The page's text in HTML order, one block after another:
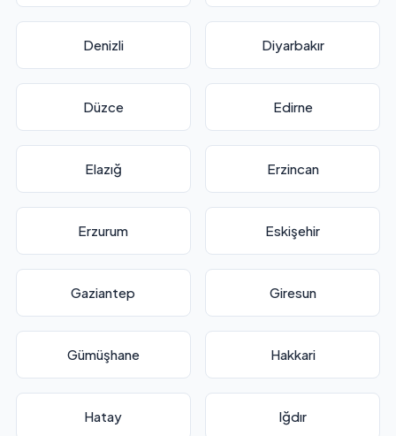
Denizli Diyarbakır
Düzce Edirne
Elazığ Erzincan
Erzurum Eskişehir
Gaziantep Giresun
Gümüşhane Hakkari
Hatay Iğdır